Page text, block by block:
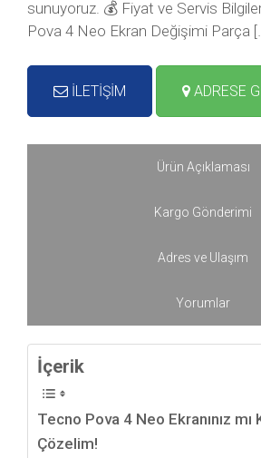
sunuyoruz. 💰 Fiyat ve Servis
Pova 4 Neo Ekran Değişimi Parça
İLETİŞİM ADRESE
Ürün Açıklaması
Kargo Gönderimi
Adres ve Ulaşım
Yorumlar
İçerik
Tecno Pova 4 Neo Ekranınız mı
Çözelim!